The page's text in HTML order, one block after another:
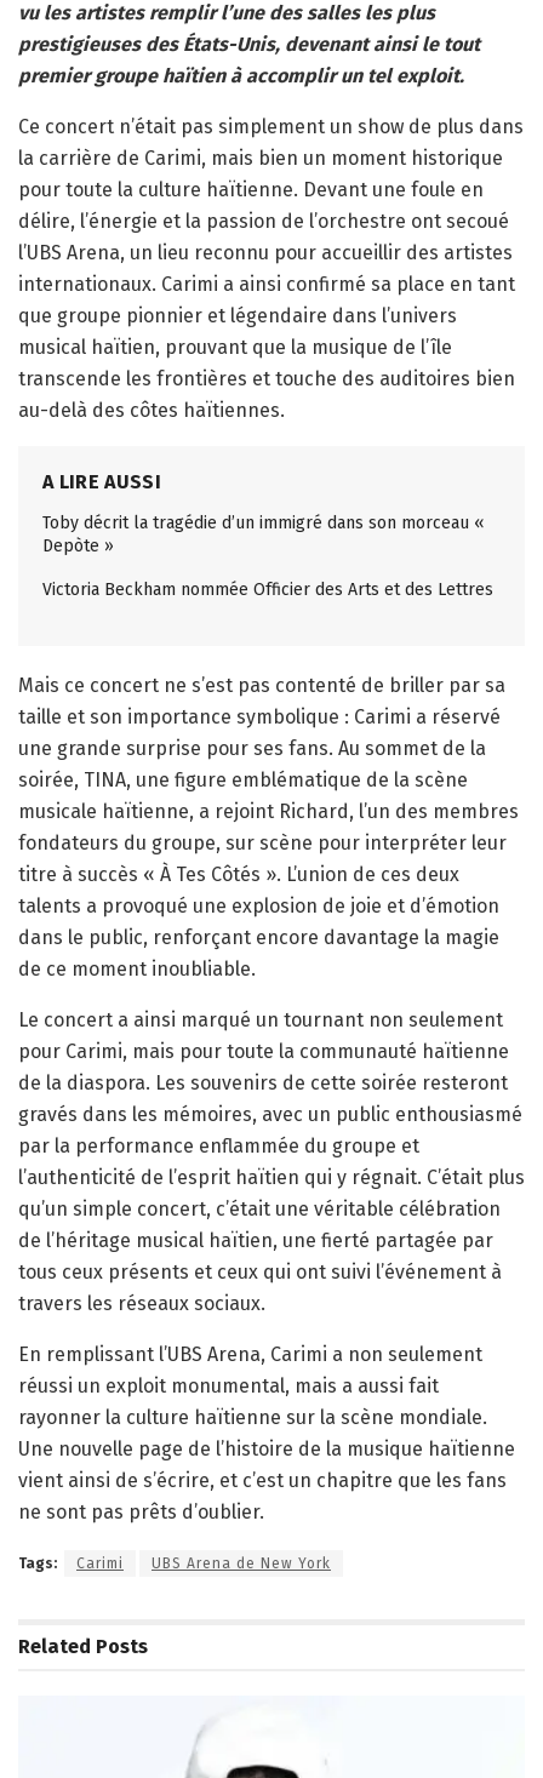
vu les artistes remplir l’une des salles les plus
prestigieuses des États-Unis, devenant ainsi le tout
premier groupe haïtien à accomplir un tel exploit.
Ce concert n’était pas simplement un show de plus dans
la carrière de Carimi, mais bien un moment historique
pour toute la culture haïtienne. Devant une foule en
délire, l’énergie et la passion de l’orchestre ont secoué
l’UBS Arena, un lieu reconnu pour accueillir des artistes
internationaux. Carimi a ainsi confirmé sa place en tant
que groupe pionnier et légendaire dans l’univers
musical haïtien, prouvant que la musique de l’île
transcende les frontières et touche des auditoires bien
au-delà des côtes haïtiennes.
A LIRE AUSSI
Toby décrit la tragédie d’un immigré dans son morceau «
Depòte »
Victoria Beckham nommée Officier des Arts et des Lettres
Mais ce concert ne s’est pas contenté de briller par sa
taille et son importance symbolique : Carimi a réservé
une grande surprise pour ses fans. Au sommet de la
soirée, TINA, une figure emblématique de la scène
musicale haïtienne, a rejoint Richard, l’un des membres
fondateurs du groupe, sur scène pour interpréter leur
titre à succès « À Tes Côtés ». L’union de ces deux
talents a provoqué une explosion de joie et d’émotion
dans le public, renforçant encore davantage la magie
de ce moment inoubliable.
Le concert a ainsi marqué un tournant non seulement
pour Carimi, mais pour toute la communauté haïtienne
de la diaspora. Les souvenirs de cette soirée resteront
gravés dans les mémoires, avec un public enthousiasmé
par la performance enflammée du groupe et
l’authenticité de l’esprit haïtien qui y régnait. C’était plus
qu’un simple concert, c’était une véritable célébration
de l’héritage musical haïtien, une fierté partagée par
tous ceux présents et ceux qui ont suivi l’événement à
travers les réseaux sociaux.
En remplissant l’UBS Arena, Carimi a non seulement
réussi un exploit monumental, mais a aussi fait
rayonner la culture haïtienne sur la scène mondiale.
Une nouvelle page de l’histoire de la musique haïtienne
vient ainsi de s’écrire, et c’est un chapitre que les fans
ne sont pas prêts d’oublier.
Tags: Carimi UBS Arena de New York
Related Posts